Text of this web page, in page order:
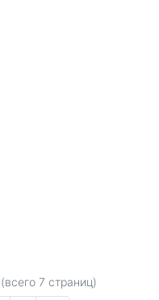
7 страниц)